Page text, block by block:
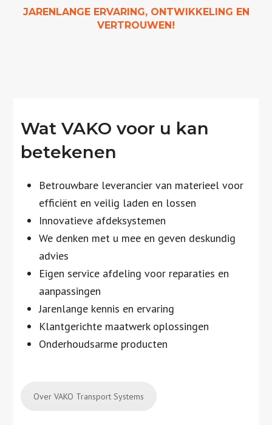
JARENLANGE ERVARING, ONTWIKKELING EN
VERTROUWEN!
Wat VAKO voor u kan
betekenen
Betrouwbare leverancier van materieel voor
efficiënt en veilig laden en lossen
Innovatieve afdeksystemen
We denken met u mee en geven deskundig
advies
Eigen service afdeling voor reparaties en
aanpassingen
Jarenlange kennis en ervaring
Klantgerichte maatwerk oplossingen
Onderhoudsarme producten
Over VAKO Transport Systems